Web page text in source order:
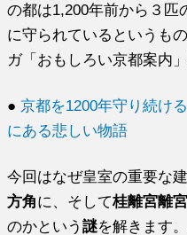
の都は1,200年前から３匹
に守られているというも
ガ「おもしろい京都案内
●京都を1200年守り続け
にある悲しい物語
今回はなぜ皇室の重要な
方角に、そして桂離宮離
のかという謎を解きます